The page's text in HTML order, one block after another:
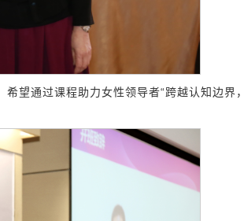
望通过课程助力女性领导者“跨越认知边界